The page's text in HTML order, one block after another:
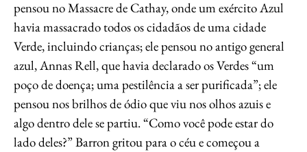
pensou no Massacre de Cathay, onde um exército Azul
havia massacrado todos os cidadãos de uma cidade
Verde, incluindo crianças; ele pensou no antigo general
azul, Annas Rell, que havia declarado os Verdes “um
poço de doença; uma pestilência a ser purificada”; ele
pensou nos brilhos de ódio que viu nos olhos azuis e
algo dentro dele se partiu. “Como você pode estar do
lado deles?” Barron gritou para o céu e começou a